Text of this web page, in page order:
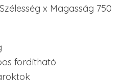
x Magasság 750
fordítható